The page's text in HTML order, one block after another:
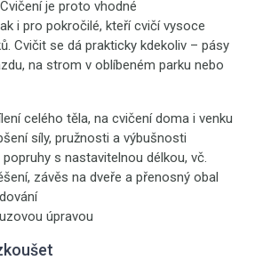
je proto vhodné
i pro pokročilé, kteří cvičí vysoce
Cvičit se dá prakticky kdekoliv – pásy
na strom v oblíbeném parku nebo
celého těla, na cvičení doma i venku
síly, pružnosti a výbušnosti
s nastavitelnou délkou, vč.
závěs na dveře a přenosný obal
úpravou